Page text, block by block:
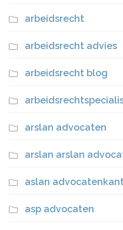
arbeidsrecht
arbeidsrecht advies
arbeidsrecht blog
arslan advocaten
arslan arslan
aslan
asp advocaten